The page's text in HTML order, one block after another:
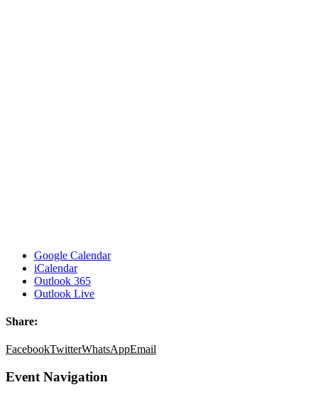
Google Calendar
iCalendar
Outlook 365
Outlook Live
Share:
FacebookTwitterWhatsAppEmail
Event Navigation